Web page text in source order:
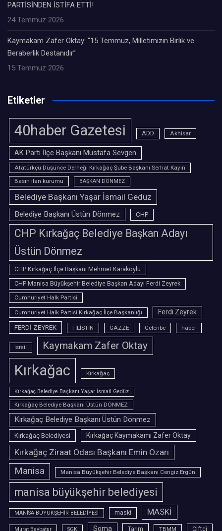
PARTİSİNDEN İSTİFA ETTİ!
24 Temmuz 2026
Kaymakam Zafer Oktay: “15 Temmuz, Milletimizin Birlik ve
Beraberlik Destanıdır”
15 Temmuz 2026
Etiketler
40haber Gazetesi ADD Akhisar
AK Parti İlçe Başkanı Mustafa Sevgen
Atatürkçü Düşünce Derneği Kırkağaç Şube Başkanı Serhat Kayın
Basın ilan kurumu
BAŞKAN DÖNMEZ
Belediye Başkanı Yaşar İsmail Gedüz
Belediye Başkanı Üstün Dönmez CHP
CHP Kırkağaç Belediye Başkan Adayı
Üstün Dönmez
CHP Kırkağaç İlçe Başkanı Mehmet Karaköylü
CHP Manisa Büyükşehir Belediye Başkan Adayı Ferdi Zeyrek
Cumhuriyet Halk Partisi
Cumhuriyet Halk Partisi Kırkağaç İlçe Başkanlığı
Ferdi Zeyrek
FERDİ ZEYREK
FİLİSTİN GAZZE Gelenbe haber
israil Kaymakam Zafer Oktay
Kırkağac Kırkağaç
Kırkağaç Belediye Başkanı Yaşar İsmail Gedüz
Kırkağaç Belediye Başkanı Üstün DÖNMEZ
Kırkağaç Belediye Başkanı Üstün Dönmez
Kırkağaç Belediyesi Kırkağaç Kaymakamı Zafer Oktay
Kırkağaç Ziraat Odası Başkanı Emin Özarı
Manisa Manisa Büyükşehir Belediye Başkanı Cengiz Ergün
manisa büyükşehir belediyesi
MANİSA BÜYÜKŞEHİR BELEDİYESİ maski MASKİ
Murat Baybatur SGK Soma Tarım TBMM Çiftçi